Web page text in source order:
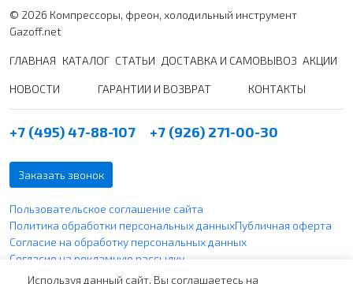
© 2026 Компрессоры, фреон, холодильный инструмент
Gazoff.net
ГЛАВНАЯ КАТАЛОГ СТАТЬИ ДОСТАВКА И САМОВЫВОЗ АКЦИИ
НОВОСТИ ГАРАНТИИ И ВОЗВРАТ КОНТАКТЫ
+7 (495) 47-88-107 +7 (926) 271-00-30
Заказать звонок
Пользовательское соглашение сайта
Политика обработки персональных данныхПубличная оферта
Согласие на обработку персональных данных
Согласие на рекламную рассылку
Политика использования файлов cookie
Используя данный сайт, Вы соглашаетесь на